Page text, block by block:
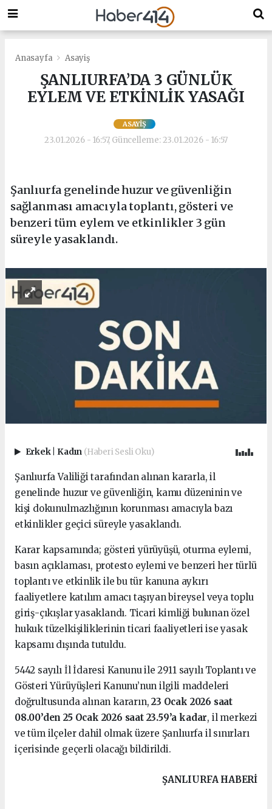
Anasayfa Asayiş
ŞANLIURFA’DA 3 GÜNLÜK
EYLEM VE ETKİNLİK YASAĞI
ASAYIŞ
23.01.2026 - 16:57, Güncelleme: 23.01.2026 - 16:57
Şanlıurfa genelinde huzur ve güvenliğin
sağlanması amacıyla toplantı, gösteri ve
benzeri tüm eylem ve etkinlikler 3 gün
süreyle yasaklandı.
Erkek Kadın (Haberi Sesli Oku)
Şanlıurfa Valiliği tarafından alınan kararla, il
genelinde huzur ve güvenliğin, kamu düzeninin ve
kişi dokunulmazlığının korunması amacıyla bazı
etkinlikler geçici süreyle yasaklandı.
Karar kapsamında; gösteri yürüyüşü, oturma eylemi,
basın açıklaması, protesto eylemi ve benzeri her türlü
toplantı ve etkinlik ile bu tür kanuna aykırı
faaliyetlere katılım amacı taşıyan bireysel veya toplu
giriş-çıkışlar yasaklandı. Ticari kimliği bulunan özel
hukuk tüzelkişiliklerinin ticari faaliyetleri ise yasak
kapsamı dışında tutuldu.
5442 sayılı İl İdaresi Kanunu ile 2911 sayılı Toplantı ve
Gösteri Yürüyüşleri Kanunu’nun ilgili maddeleri
doğrultusunda alınan kararın,23 Ocak 2026 saat
08.00’den 25 Ocak 2026 saat 23.59’a kadar, il merkezi
ve tüm ilçeler dahil olmak üzere Şanlıurfa il sınırları
içerisinde geçerli olacağı bildirildi.
ŞANLIURFA HABERİ